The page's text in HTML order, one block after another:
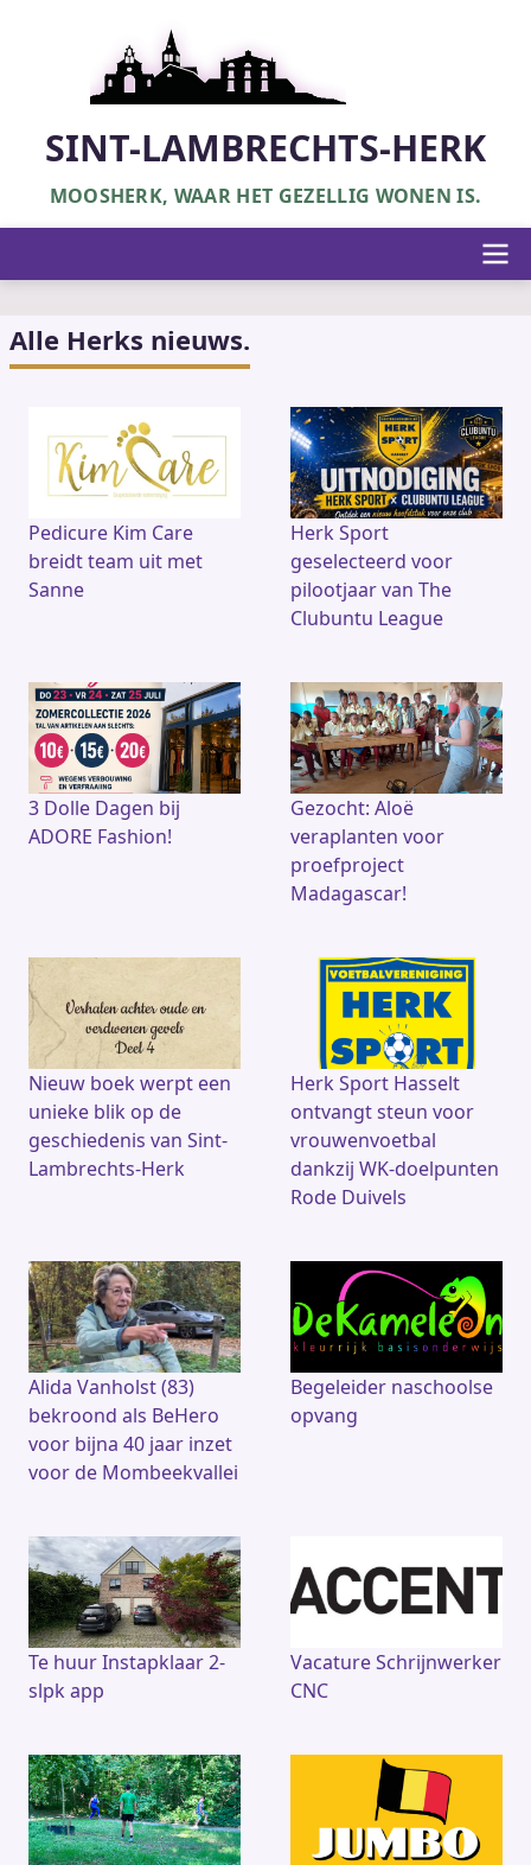
SINT-LAMBRECHTS-HERK
MOOSHERK, WAAR HET GEZELLIG WONEN IS.
Alle Herks nieuws.
Pedicure Kim Care
breidt team uit met
Sanne
Herk Sport
geselecteerd voor
pilootjaar van The
Clubuntu League
3 Dolle Dagen bij
ADORE Fashion!
Gezocht: Aloë
veraplanten voor
proefproject
Madagascar!
Nieuw boek werpt een
unieke blik op de
geschiedenis van Sint-
Lambrechts-Herk
Herk Sport Hasselt
ontvangt steun voor
vrouwenvoetbal
dankzij WK-doelpunten
Rode Duivels
Alida Vanholst (83)
bekroond als BeHero
voor bijna 40 jaar inzet
voor de Mombeekvallei
Begeleider naschoolse
opvang
Te huur Instapklaar 2-
slpk app
Vacature Schrijnwerker
CNC